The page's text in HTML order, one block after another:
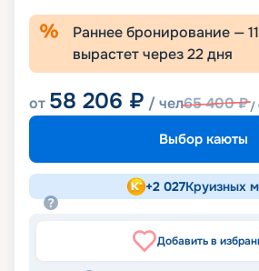
Раннее бронирование —11
вырастет через22дня
от 58 206 ₽ / чел65 400₽/
Выбор каюты
+2 027Круизных
Добавить в